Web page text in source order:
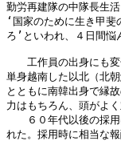
勤労再建隊の中隊長生
‘国家のために生き甲
ろ’といわれ、４日間悩
工作員の出身にも変
単身越南した以北（北
とともに南韓出身で縁
力はもちろん、頭がよ
６０年代以後の採用
れた。採用時に相当な